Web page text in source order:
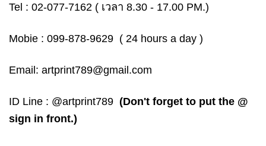
Tel : 02-077-7162 ( เวลา 8.30 - 17.00 PM.)
Mobie : 099-878-9629 ( 24 hours a day )
Email: artprint789@gmail.com
ID Line : @artprint789 (Don't forget to put the @
sign in front.)